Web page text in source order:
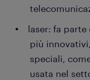
laser: fa
più
speciali,
usata nel